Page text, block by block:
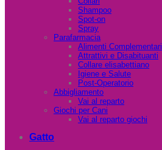
Shampoo
Spot-on
Spray
Parafarmacia
Alimenti Complementari
Attrattivi e Disabituanti
Collare elisabettiano
Igiene e Salute
Post-Operatorio
Abbigliamento
Vai al reparto
Giochi per Cani
Vai al reparto giochi
Gatto